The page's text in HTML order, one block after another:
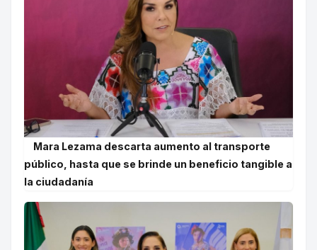
Mara Lezama descarta aumento al transporte
público, hasta que se brinde un beneficio tangible a
la ciudadanía